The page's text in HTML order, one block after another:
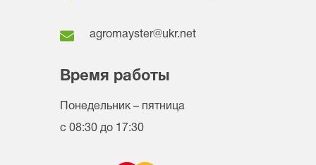
agromayster@ukr.net
Время работы
Понедельник – пятница
с 08:30 до 17:30